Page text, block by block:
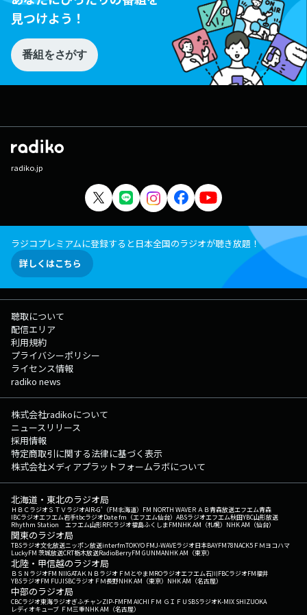
見つけよう！
番組をさがす
radiko.jp
ラジコプレミアムに登録すると日本全国のラジオが聴き放題！
詳しくはこちら
聴取について
配信エリア
利用規約
プライバシーポリシー
ライセンス情報
radiko news
株式会社radikoについて
ニュースリリース
採用情報
特定商取引に関する法律に基づく表示
株式会社メディアプラットフォームラボについて
北海道・東北のラジオ局
ＨＢＣラジオＳＴＶラジオAIR-G'（FM北海道） FM NORTH WAVEＲＡＢ青森放送エフエム青森
IBCラジオエフエム岩手tbcラジオDate fm（エフエム仙台） ABSラジオエフエム秋田YBC山形放送
Rhythm Station エフエム山形RFCラジオ福島ふくしまFMNHK AM（札幌） NHK AM（仙台）
関東のラジオ局
TBSラジオ文化放送ニッポン放送interfmTOKYO FMJ-WAVEラジオ日本BAYFM78NACK5 ＦＭヨコハマ
LuckyFM 茨城放送CRT栃木放送RadioBerryFM GUNMANHK AM（東京）
北陸・甲信越のラジオ局
ＢＳＮラジオFM NIIGATAＫＮＢラジオ ＦＭとやまMROラジオエフエム石川FBCラジオFM福井
YBSラジオFM FUJISBCラジオ ＦＭ長野NHK AM（東京） NHK AM（名古屋）
中部のラジオ局
CBCラジオ東海ラジオぎふチャンZIP-FMFM AICHI ＦＭ ＧＩＦＵ SBSラジオK-MIX SHIZUOKA
レディオキューブ ＦＭ三重NHK AM（名古屋）